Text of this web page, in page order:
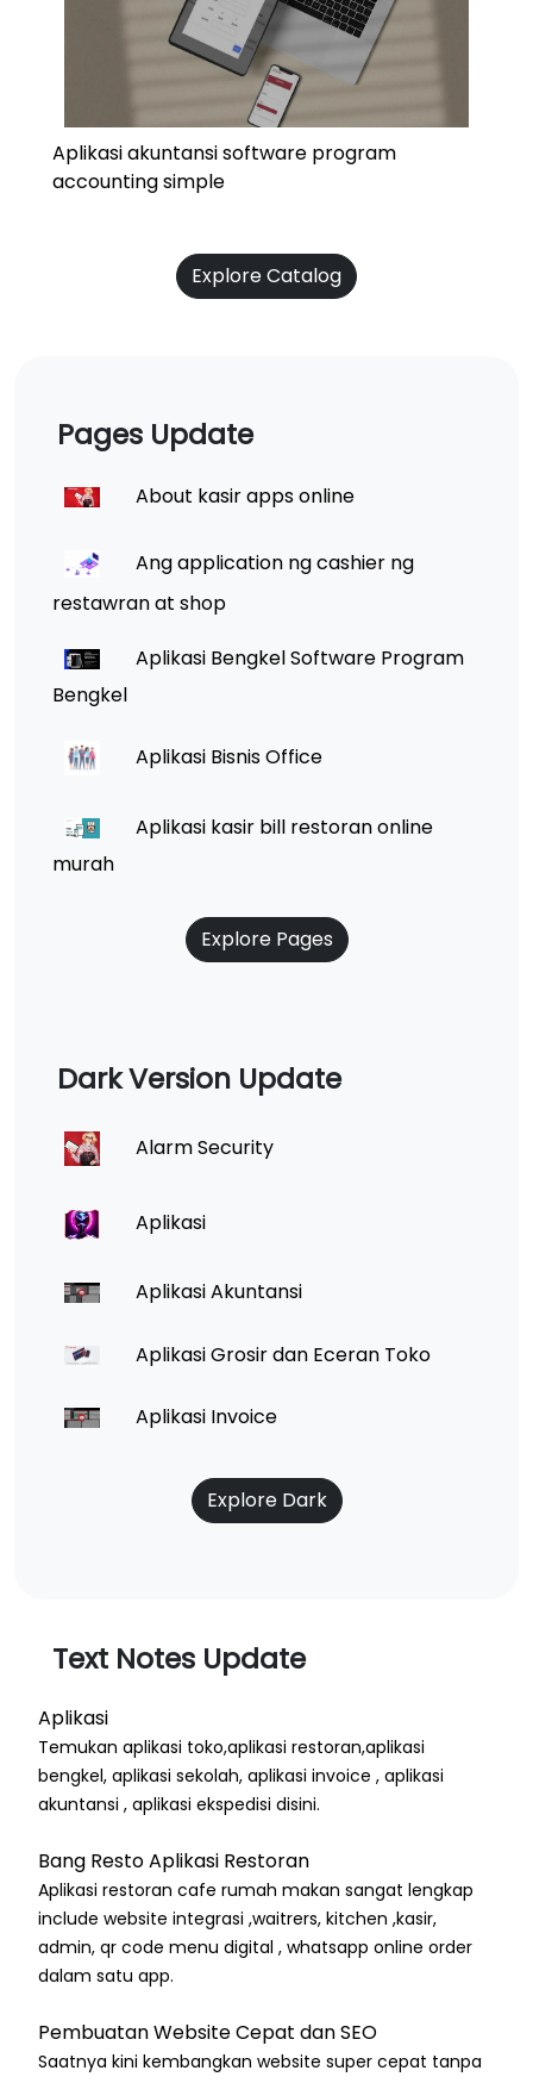
Aplikasi akuntansi software program
accounting simple
Explore Catalog
Pages Update
About kasir apps online
Ang application ng cashier ng
restawran at shop
Aplikasi Bengkel Software Program
Bengkel
Aplikasi Bisnis Office
Aplikasi kasir bill restoran online
murah
Explore Pages
Dark Version Update
Alarm Security
Aplikasi
Aplikasi Akuntansi
Aplikasi Grosir dan Eceran Toko
Aplikasi Invoice
Explore Dark
Text Notes Update
Aplikasi
Temukan aplikasi toko,aplikasi restoran,aplikasi
bengkel, aplikasi sekolah, aplikasi invoice , aplikasi
akuntansi , aplikasi ekspedisi disini.
Bang Resto Aplikasi Restoran
Aplikasi restoran cafe rumah makan sangat lengkap
include website integrasi ,waitrers, kitchen ,kasir,
admin, qr code menu digital , whatsapp online order
dalam satu app.
Pembuatan Website Cepat dan SEO
Saatnya kini kembangkan website super cepat tanpa